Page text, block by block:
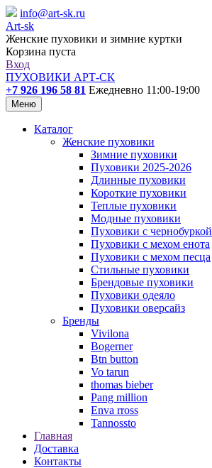
info@art-sk.ru
Art-sk
Женские пуховики и зимние куртки
Корзина пуста
Вход
ПУХОВИКИ АРТ-СК
+7 926 196 58 81 Ежедневно 11:00-19:00
Меню
Каталог
Женские пуховики
Зимние пуховики
Пуховики 2025-2026
Длинные пуховики
Короткие пуховики
Теплые пуховики
Модные пуховики
Пуховики с чернобуркой
Пуховики с мехом енота
Пуховики с мехом песца
Стильные пуховики
Брендовые пуховики
Пуховики одеяло
Пуховики оверсайз
Бренды
Vivilona
Bogerner
Btn button
Vo tarun
thomas bieber
Pang million
Enva rross
Tannossto
Главная
Доставка
Контакты